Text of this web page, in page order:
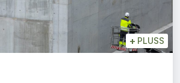
+ PLUSS